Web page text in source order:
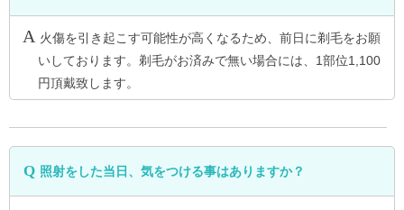
火傷を引き起こす可能性が高くなるため、前日に剃毛をお願
いしております。剃毛がお済みで無い場合には、1部位1,100
円頂戴致します。
照射をした当日、気をつける事はありますか？